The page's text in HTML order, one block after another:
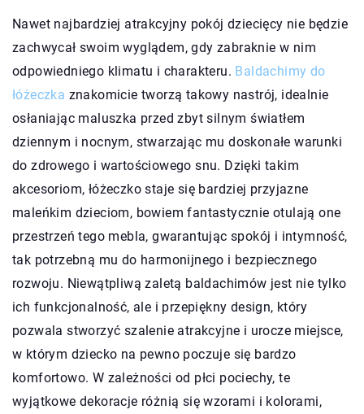
Nawet najbardziej atrakcyjny pokój dziecięcy nie będzie
zachwycał swoim wyglądem, gdy zabraknie w nim
odpowiedniego klimatu i charakteru. Baldachimy do
łóżeczka znakomicie tworzą takowy nastrój, idealnie
osłaniając maluszka przed zbyt silnym światłem
dziennym i nocnym, stwarzając mu doskonałe warunki
do zdrowego i wartościowego snu. Dzięki takim
akcesoriom, łóżeczko staje się bardziej przyjazne
maleńkim dzieciom, bowiem fantastycznie otulają one
przestrzeń tego mebla, gwarantując spokój i intymność,
tak potrzebną mu do harmonijnego i bezpiecznego
rozwoju. Niewątpliwą zaletą baldachimów jest nie tylko
ich funkcjonalność, ale i przepiękny design, który
pozwala stworzyć szalenie atrakcyjne i urocze miejsce,
w którym dziecko na pewno poczuje się bardzo
komfortowo. W zależności od płci pociechy, te
wyjątkowe dekoracje różnią się wzorami i kolorami,